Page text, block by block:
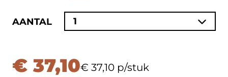
AANTAL 1
€ 37,10€ 37,10 p/stuk